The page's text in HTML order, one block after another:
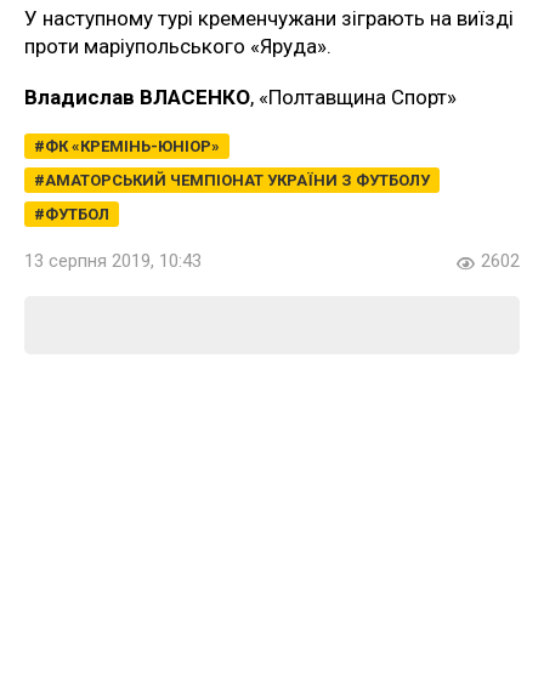
У наступному турі кременчужани зіграють на виїзді
проти маріупольського «Яруда».
Владислав ВЛАСЕНКО, «Полтавщина Спорт»
ФК «КРЕМІНЬ-ЮНІОР»
АМАТОРСЬКИЙ ЧЕМПІОНАТ УКРАЇНИ З ФУТБОЛУ
ФУТБОЛ
13 серпня 2019, 10:43 2602